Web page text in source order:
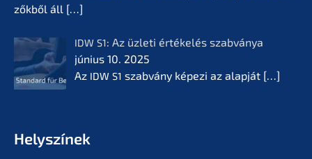
zők­ből áll […]
IDW S1: Az üzleti értékelés szabvá­nya
június 10. 2025
Az IDW S1 szabvá­ny képezi az alapját […]
Helyszí­nek